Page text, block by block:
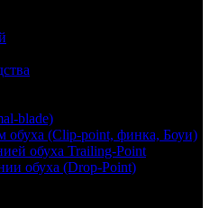
blade)
обуха (Clip-point, финка, Боуи)
обуха Trailing-Point
обуха (Drop-Point)